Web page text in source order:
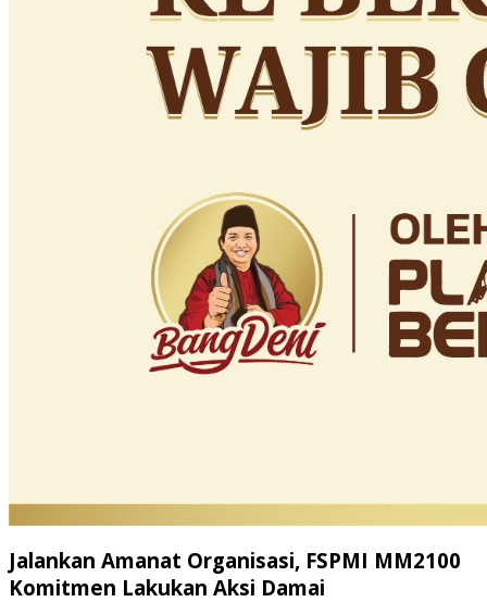
Jalankan Amanat Organisasi, FSPMI MM2100
Komitmen Lakukan Aksi Damai